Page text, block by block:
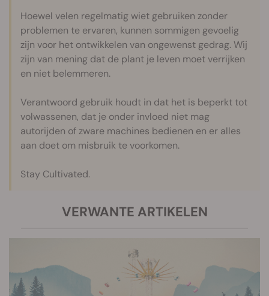
Hoewel velen regelmatig wiet gebruiken zonder
problemen te ervaren, kunnen sommigen gevoelig
zijn voor het ontwikkelen van ongewenst gedrag. Wij
zijn van mening dat de plant je leven moet verrijken
en niet belemmeren.
Verantwoord gebruik houdt in dat het is beperkt tot
volwassenen, dat je onder invloed niet mag
autorijden of zware machines bedienen en er alles
aan doet om misbruik te voorkomen.
Stay Cultivated.
VERWANTE ARTIKELEN